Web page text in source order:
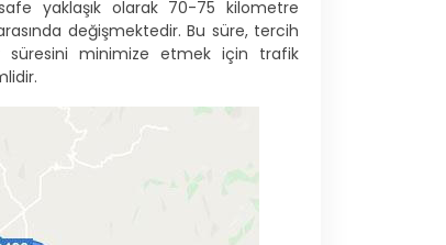
yaklaşık olarak 70-75 kilometre
değişmektedir. Bu süre, tercih
süresini minimize etmek için trafik